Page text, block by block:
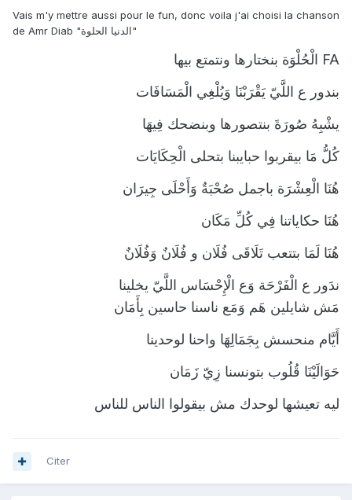
Vais m'y mettre aussi pour le fun, donc voila j'ai choisi la chanson
de Amr Diab "الدنيا الحلوة"
FA
بندور ع اللَّيّ يَقْرَبْنَا وَيُلْغِي الْمَسَافَات
يشْبِهُ صُورَةَ بنتصورها وبنضحك فِيهَا
كُلُّ مَا بيقربوا حبايبنا بتحلى الْحِكَايَات
هُنَا الْعِشْرَة باجمل صُحْبَةٌ وَأَحْلَى جِيرَان
هُنَا حكاياتنا فِي كُلِّ مَكَان
هُنَا لَمَا بتتعب تَلَاقَى فُلَان و فُلَانٌ وَفُلَانٌ
ندَور ع الْفَرْحَة وَع الْإِحْسَاس اللَّيّ يخلينا
مَش شايلين هَم وَمَع ناسنا حاسين بِأَمَان
أَيَّام منحسش بِجَمَالِهَا واحنا لوحدينا
حَوَالَيْنَا قُلُوب بتونسنا زِيّ زَمَان
ليه تعيشها لوحدك مش بيقولوا الناس للناس
Citer